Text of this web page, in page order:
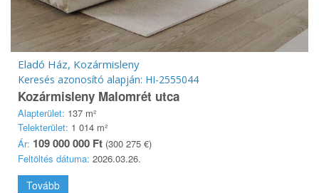
Eladó Ház, Kozármisleny
Keresés azonosító alapján: HI-2555044
Kozármisleny Malomrét utca
Alapterület: 137 m²
Telekterület: 1 014 m²
Ár: 109 000 000 Ft (300 275 €)
Feltöltés dátuma: 2026.03.26.
Tovább